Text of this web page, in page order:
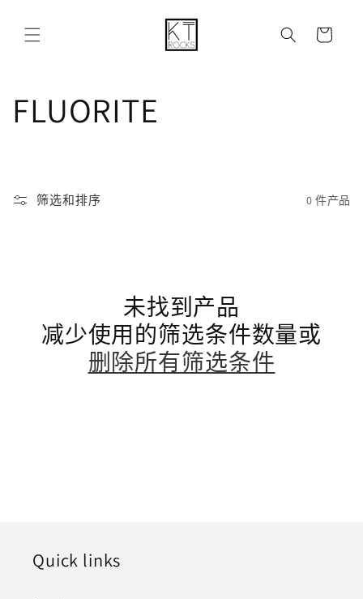
物
收
:
FLUORITE
筛选和排序 0 件产品
未找到产品
减少使用的筛选条件数量或
删除所有筛选条件
Quick links